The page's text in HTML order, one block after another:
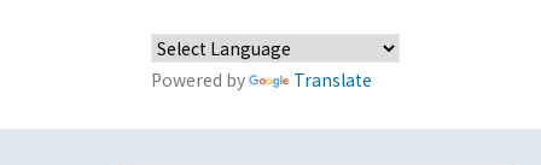
Powered by Translate